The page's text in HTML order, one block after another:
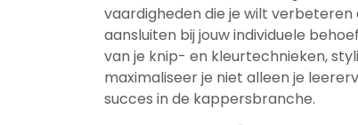
vaardigheden die je wilt
aansluiten bij jouw individuele
van je knip- en kleurtechnieken,
maximaliseer je niet alleen je
succes in de kappersbranche.